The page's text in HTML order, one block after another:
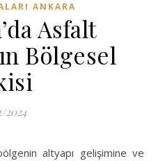
ANKARA
Asfalt
Bölgesel
2024
altyapı gelişimine ve